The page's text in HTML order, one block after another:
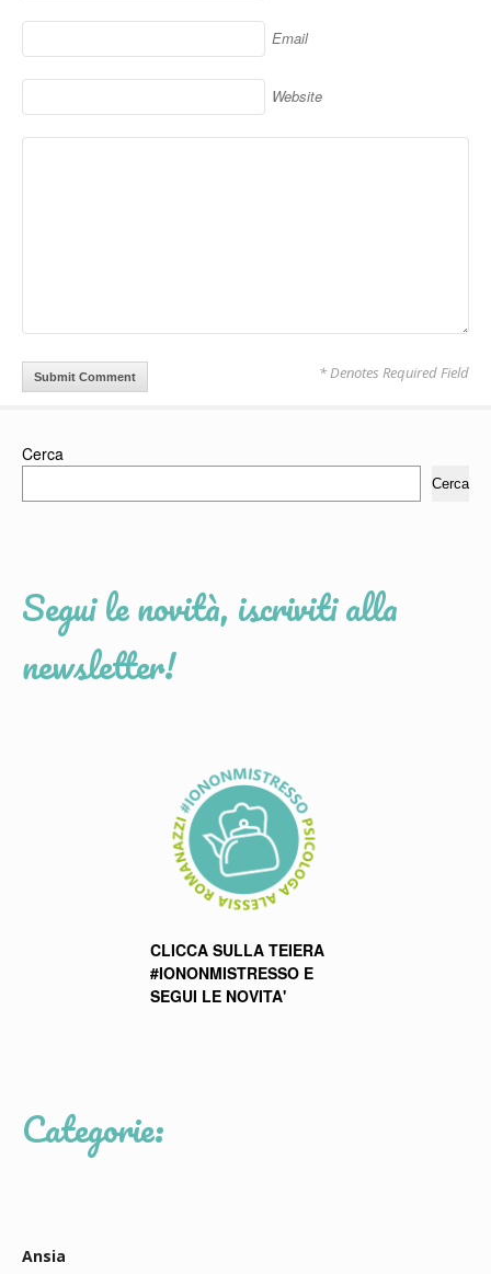
Email
Website
* Denotes Required Field
Cerca
Cerca
Segui le novità, iscriviti alla
newsletter!
CLICCA SULLA TEIERA
#IONONMISTRESSO E
SEGUI LE NOVITA'
Categorie:
Ansia